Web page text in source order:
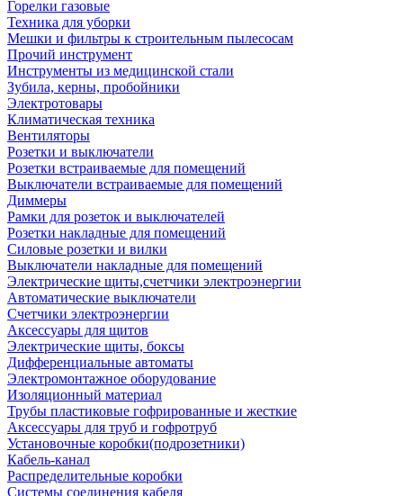
Горелки газовые
Техника для уборки
Мешки и фильтры к строительным пылесосам
Прочий инструмент
Инструменты из медицинской стали
Зубила, керны, пробойники
Электротовары
Климатическая техника
Вентиляторы
Розетки и выключатели
Розетки встраиваемые для помещений
Выключатели встраиваемые для помещений
Диммеры
Рамки для розеток и выключателей
Розетки накладные для помещений
Силовые розетки и вилки
Выключатели накладные для помещений
Электрические щиты,счетчики электроэнергии
Автоматические выключатели
Счетчики электроэнергии
Аксессуары для щитов
Электрические щиты, боксы
Дифференциальные автоматы
Электромонтажное оборудование
Изоляционный материал
Трубы пластиковые гофрированные и жесткие
Аксессуары для труб и гофротруб
Установочные коробки(подрозетники)
Кабель-канал
Распределительные коробки
Системы соединения кабеля